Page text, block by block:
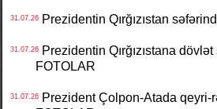
31.07.26Prezidentin Qırğızıstan
31.07.26Prezidentin Qırğızıstana dövlət
FOTOLAR
31.07.26Prezident Çolpon-Atada qeyri-